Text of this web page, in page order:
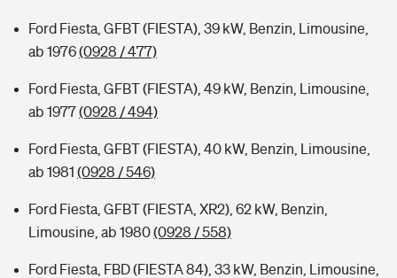
Kinderunfall-Check: Mehr Sicherheit für deine Kids
Typklassen: So ist Ihr Auto eingestuft
Ford Fiesta, GFBT (FIESTA), 39 kW, Benzin, Limousine,
ab 1976(0928 / 477)
Ford Fiesta, GFBT (FIESTA), 49 kW, Benzin, Limousine,
ab 1977(0928 / 494)
Ford Fiesta, GFBT (FIESTA), 40 kW, Benzin, Limousine,
ab 1981 (0928 / 546)
Ford Fiesta, GFBT (FIESTA, XR2), 62 kW, Benzin,
Limousine, ab 1980(0928 / 558)
Ford Fiesta, FBD (FIESTA 84), 33 kW, Benzin, Limousine,